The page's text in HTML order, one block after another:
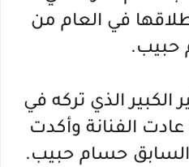
في العام من
حبيب.
الكبير الذي تركه في
عادت الفنانة وأكدت
السابق حسام حبيب.